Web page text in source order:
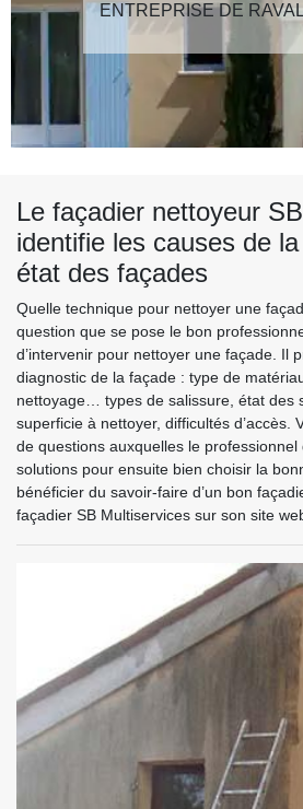
ENTREPRISE DE
Le façadier nettoyeur
identifie les causes de
état des façades
Quelle technique pour nettoyer une
question que se pose le bon
d’intervenir pour nettoyer une façade. Il
diagnostic de la façade : type de
nettoyage… types de salissure, état des
superficie à nettoyer, difficultés d’accès.
de questions auxquelles le
solutions pour ensuite bien choisir la
bénéficier du savoir-faire d’un bon
façadier SB Multiservices sur son site